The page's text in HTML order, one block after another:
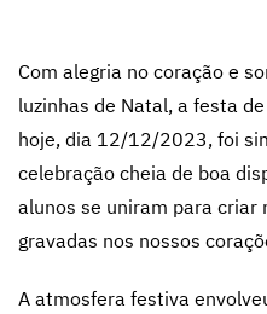
Com alegria no coração e
luzinhas de Natal, a festa
hoje, dia 12/12/2023, foi
celebração cheia de boa
alunos se uniram para criar
gravadas nos nossos
A atmosfera festiva